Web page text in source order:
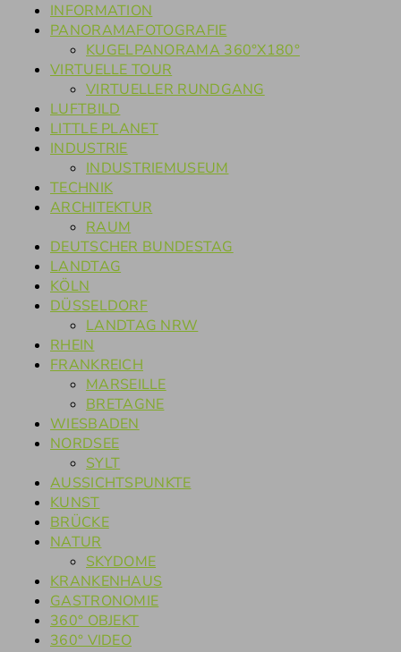
INFORMATION
PANORAMAFOTOGRAFIE
KUGELPANORAMA 360°X180°
VIRTUELLE TOUR
VIRTUELLER RUNDGANG
LUFTBILD
LITTLE PLANET
INDUSTRIE
INDUSTRIEMUSEUM
TECHNIK
ARCHITEKTUR
RAUM
DEUTSCHER BUNDESTAG
LANDTAG
KÖLN
DÜSSELDORF
LANDTAG NRW
RHEIN
FRANKREICH
MARSEILLE
BRETAGNE
WIESBADEN
NORDSEE
SYLT
AUSSICHTSPUNKTE
KUNST
BRÜCKE
NATUR
SKYDOME
KRANKENHAUS
GASTRONOMIE
360° OBJEKT
360° VIDEO